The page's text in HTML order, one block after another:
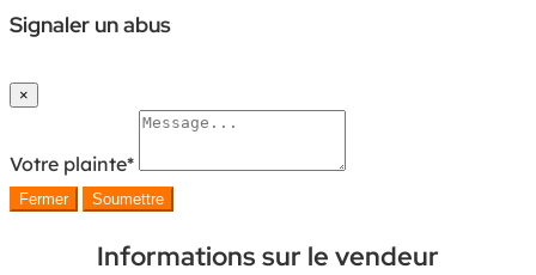
Signaler un abus
×
Votre plainte*
Fermer Soumettre
Informations sur le vendeur